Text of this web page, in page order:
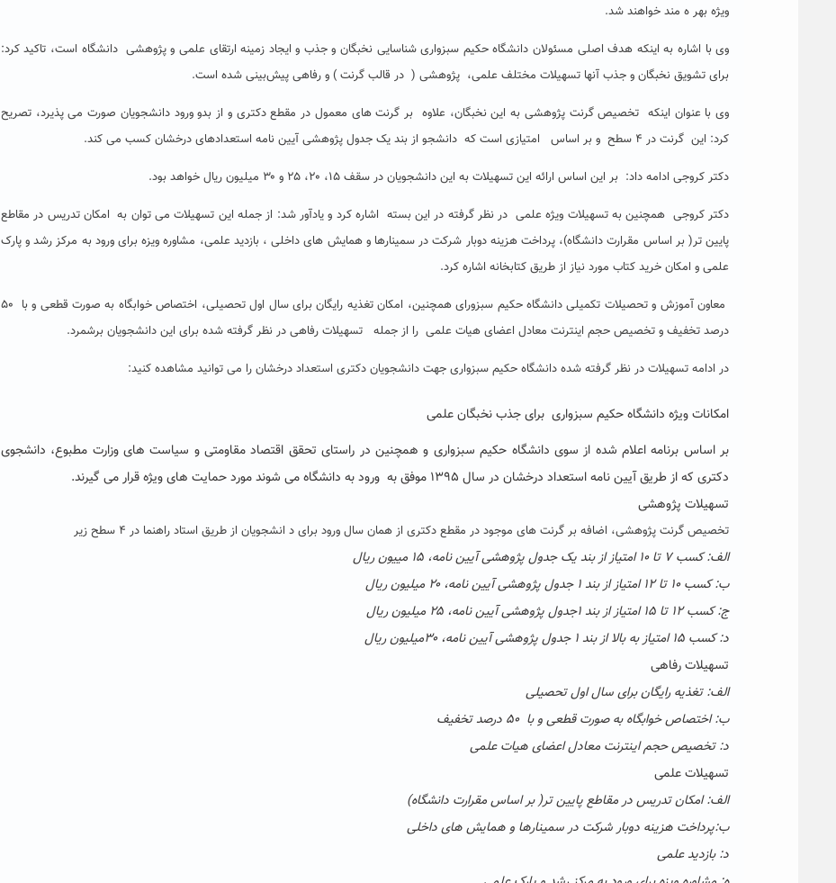
ویژه بهر ه مند خواهند شد.
وی با اشاره به اینکه هدف اصلی مسئولان دانشگاه حکیم سبزواری شناسایی نخبگان و جذب و ایجاد زمینه ارتقای علمی و پژوهشی دانشگاه است، تاکید کرد:
برای تشویق نخبگان و جذب آنها تسهیلات مختلف علمی، پژوهشی ( در قالب گرنت ) و رفاهی پیش‌بینی شده است.
وی با عنوان اینکه تخصیص گرنت پژوهشی به این نخبگان، علاوه بر گرنت های معمول در مقطع دکتری و از بدو ورود دانشجویان صورت می پذیرد، تصریح
کرد: این گرنت در ۴ سطح و بر اساس امتیازی است که دانشجو از بند یک جدول پژوهشی آیین نامه استعدادهای درخشان کسب می کند.
دکتر کروجی ادامه داد: بر این اساس ارائه این تسهیلات به این دانشجویان در سقف ۱۵، ۲۰، ۲۵ و ۳۰ میلیون ریال خواهد بود.
دکتر کروجی همچنین به تسهیلات ویژه علمی در نظر گرفته در این بسته اشاره کرد و یادآور شد: از جمله این تسهیلات می توان به امکان تدریس در مقاطع
پایین تر( بر اساس مقرارت دانشگاه)، پرداخت هزینه دوبار شرکت در سمینارها و همایش های داخلی ، بازدید علمی، مشاوره ویزه برای ورود به مرکز رشد و پارک
علمی و امکان خرید کتاب مورد نیاز از طریق کتابخانه اشاره کرد.
معاون آموزش و تحصیلات تکمیلی دانشگاه حکیم سبزورای همچنین، امکان تغذیه رایگان برای سال اول تحصیلی، اختصاص خوابگاه به صورت قطعی و با ۵۰
درصد تخفیف و تخصیص حجم اینترنت معادل اعضای هیات علمی را از جمله تسهیلات رفاهی در نظر گرفته شده برای این دانشجویان برشمرد.
در ادامه تسهیلات در نظر گرفته شده دانشگاه حکیم سبزواری جهت دانشجویان دکتری استعداد درخشان را می توانید مشاهده کنید:
امکانات ویژه دانشگاه حکیم سبزواری برای جذب نخبگان علمی
بر اساس برنامه اعلام شده از سوی دانشگاه حکیم سبزواری و همچنین در راستای تحقق اقتصاد مقاومتی و سیاست های وزارت مطبوع، دانشجوی
دکتری که از طریق آیین نامه استعداد درخشان در سال ۱۳۹۵ موفق به ورود به دانشگاه می شوند مورد حمایت های ویژه قرار می گیرند.
تسهیلات پژوهشی
تخصیص گرنت پژوهشی، اضافه بر گرنت های موجود در مقطع دکتری از همان سال ورود برای د انشجویان از طریق استاد راهنما در ۴ سطح زیر
الف: کسب ۷ تا ۱۰ امتیاز از بند یک جدول پژوهشی آیین نامه، ۱۵ مییون ریال
ب: کسب ۱۰ تا ۱۲ امتیاز از بند ۱ جدول پژوهشی آیین نامه، ۲۰ میلیون ریال
ج: کسب ۱۲ تا ۱۵ امتیاز از بند ۱جدول پژوهشی آیین نامه، ۲۵ میلیون ریال
د: کسب ۱۵ امتیاز به بالا از بند ۱ جدول پژوهشی آیین نامه، ۳۰میلیون ریال
تسهیلات رفاهی
الف: تغذیه رایگان برای سال اول تحصیلی
ب: اختصاص خوابگاه به صورت قطعی و با ۵۰ درصد تخفیف
د: تخصیص حجم اینترنت معادل اعضای هیات علمی
تسهیلات علمی
الف: امکان تدریس در مقاطع پایین تر( بر اساس مقرارت دانشگاه)
ب:پرداخت هزینه دوبار شرکت در سمینارها و همایش های داخلی
د: بازدید علمی